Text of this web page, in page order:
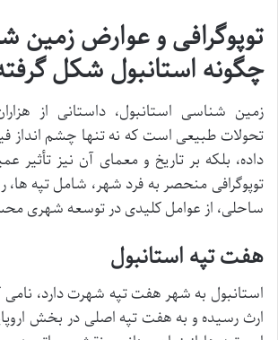
توپوگرافی و عوارض زمین
چگونه استانبول شکل
زمین شناسی استانبول، داستانی از
تحولات طبیعی است که نه تنها چشم انداز
داده، بلکه بر تاریخ و معمای آن نیز
توپوگرافی منحصر به فرد شهر، شامل تپه
ساحلی، از عوامل کلیدی در توسعه شهری
هفت تپه استانبول
استانبول به شهر هفت تپه شهرت دارد، نامی
ارث رسیده و به هفت تپه اصلی در بخش